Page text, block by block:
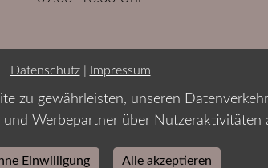
Datenschutz| Impressum
zu gewährleisten, unseren
Werbepartner über Nutzeraktivitäten
Einwilligung Alle akzeptieren